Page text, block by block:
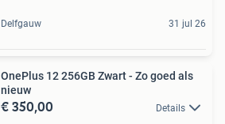
Delfgauw 31 jul 26
OnePlus 12 256GB Zwart - Zo goed als
nieuw
€ 350,00 Details